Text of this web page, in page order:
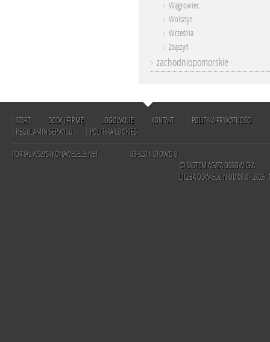
Wągrowiec
Wolsztyn
Września
Zbąszyń
zachodniopomorskie
START DODAJ FIRMĘ LOGOWANIE KONTAKT
POLITYKA PRYWATNOŚCI
REGULAMIN SERWISU
POLITYKA COOKIES
PORTAL WSZYSTKONAWESELE.NET
83-320 KISTOWO 8
© SYSTEM AGATA OSSOWICKA
LICZBA ODWIEDZIN OD 08.07.2026: